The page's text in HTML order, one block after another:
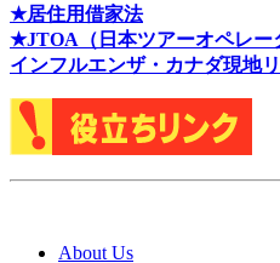
★居住用借家法
★JTOA（日本ツアーオペレー
インフルエンザ・カナダ現地
About Us